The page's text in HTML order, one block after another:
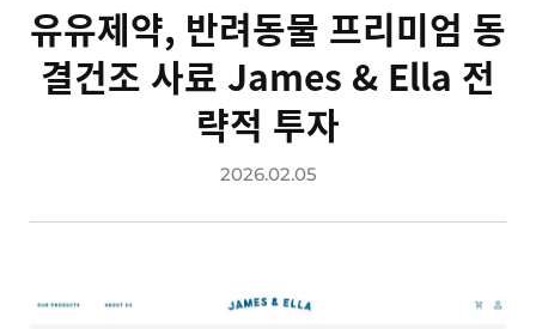
공지사항
고객지원
유유제약, 반려동물 프리미엄 동
결건조 사료 James & Ella 전
략적 투자
2026.02.05